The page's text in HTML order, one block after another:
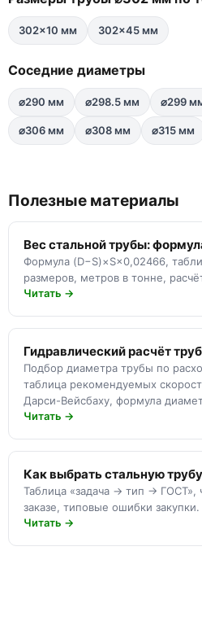
302×10 мм 302×45 мм
Соседние диаметры
⌀290 мм ⌀298.5 мм ⌀299
⌀306 мм ⌀308 мм ⌀315 мм
Полезные материалы
Вес стальной трубы:
Формула (D−S)×S×0,02466,
размеров, метров в тонне,
Читать →
Гидравлический расчёт
Подбор диаметра трубы по
таблица рекомендуемых
Дарси-Вейсбаху, формула
Читать →
Как выбрать стальную
Таблица «задача → тип → ГОСТ»,
заказе, типовые ошибки закупки.
Читать →